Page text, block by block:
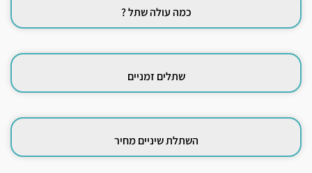
כמה עולה שתל ?
שתלים זמניים
השתלת שיניים מחיר